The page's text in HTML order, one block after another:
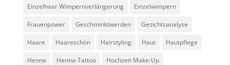
Einzelhaar Wimpernverlängerung Einzelwimpern
Frauenpower Geschminktwerden Gesichtsanalyse
Haare Haareschön Hairstyling Haut Hautpflege
Henna Henna-Tattoo Hochzeit Make-Up